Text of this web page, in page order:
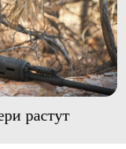
растут